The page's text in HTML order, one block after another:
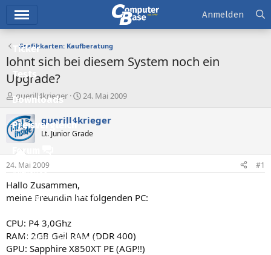
Ticker
Tests
Downloads
Preisvergleich
Forum
Aktuelles
Empfohlene Inhalte
Neueste Aktivitäten
Anmelden
Grafikkarten: Kaufberatung
lohnt sich bei diesem System noch ein
Upgrade?
E
r
s
t
e
e
r
guerill4krieger
E
s
e
t
m
24. Mai 2009
guerill4krieger
Lt. Junior Grade
24. Mai 2009 #1
Hallo Zusammen,
meine Freundin hat folgenden PC:
CPU: P4 3,0Ghz
RAM: 2GB Geil RAM (DDR 400)
GPU: Sapphire X850XT PE (AGP!!)